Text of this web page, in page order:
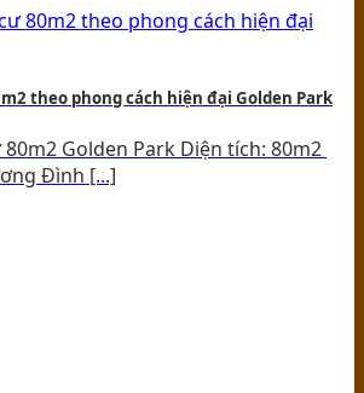
theo phong cách hiện đại Golden Park
Golden Park Diện tích: 80m2
Đình [...]